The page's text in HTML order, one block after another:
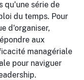
qu'une série de
du temps. Pour
d'organiser,
aux
managériale
pour naviguer